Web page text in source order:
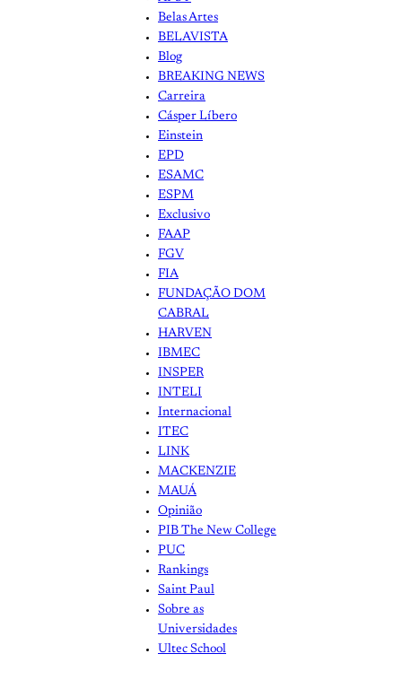
Belas Artes
BELAVISTA
Blog
BREAKING NEWS
Carreira
Cásper Líbero
Einstein
EPD
ESAMC
ESPM
Exclusivo
FAAP
FGV
FIA
FUNDAÇÃO DOM
CABRAL
HARVEN
IBMEC
INSPER
INTELI
Internacional
ITEC
LINK
MACKENZIE
MAUÁ
Opinião
PIB The New College
PUC
Rankings
Saint Paul
Sobre as
Universidades
Ultec School